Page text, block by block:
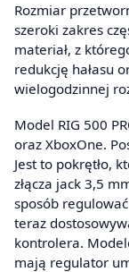
Rozmiar
szeroki zakres
materiał, z
redukcję hałasu
wielogodzinnej
Model RIG 500
oraz XboxOne.
Jest to pokrętło,
złącza jack 3,5
sposób
teraz
kontrolera.
mają regulator